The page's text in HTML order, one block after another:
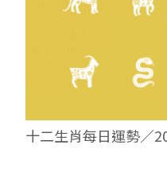
十二生肖每日運勢／